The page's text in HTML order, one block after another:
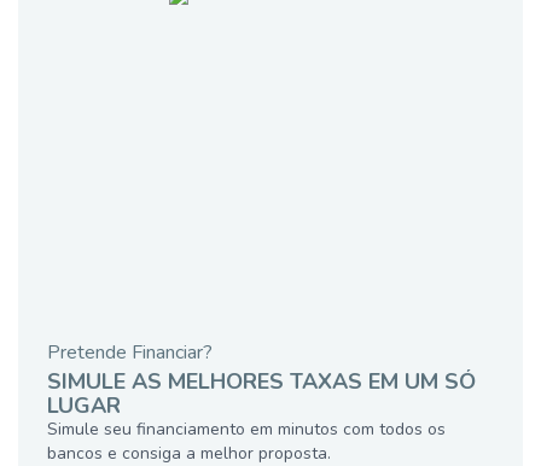
Pretende Financiar?
SIMULE AS MELHORES TAXAS EM UM SÓ
LUGAR
Simule seu financiamento em minutos com todos os
bancos e consiga a melhor proposta.